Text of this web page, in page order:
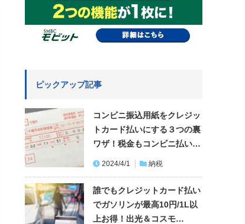
ピックアップ記事
コンビニ振込用紙をクレジッ
トカード払いにする３つの裏
ワザ！税金もコンビニ払い…
2024/4/1 納税
誰でもクレジットカード払い
でガソリンが最高10円/1L以
上お得！出光＆コスモ…